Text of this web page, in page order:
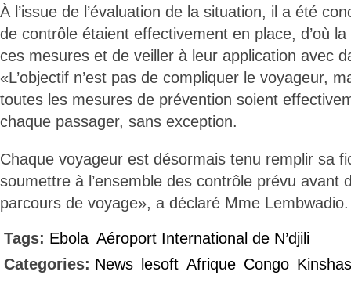
À l’issue de l’évaluation de la situation, il a été
de contrôle étaient effectivement en place, d’où
ces mesures et de veiller à leur application avec
«L’objectif n’est pas de compliquer le voyageur,
toutes les mesures de prévention soient
chaque passager, sans exception.
Chaque voyageur est désormais tenu remplir sa
soumettre à l’ensemble des contrôle prévu avant
parcours de voyage», a déclaré Mme Lembwadio.
Tags: Ebola Aéroport International de N’djili
Categories: News lesoft Afrique Congo